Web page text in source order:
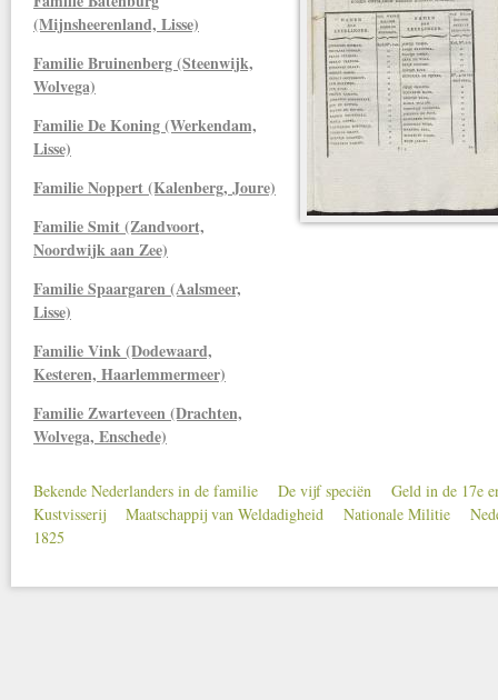
(Mijnsheerenland, Lisse)
Familie Bruinenberg (Steenwijk,
Wolvega)
Familie De Koning (Werkendam,
Lisse)
Familie Noppert (Kalenberg, Joure)
Familie Smit (Zandvoort,
Noordwijk aan Zee)
Familie Spaargaren (Aalsmeer,
Lisse)
Familie Vink (Dodewaard,
Kesteren, Haarlemmermeer)
Familie Zwarteveen (Drachten,
Wolvega, Enschede)
Secondary menu
Bekende Nederlanders in de familie De vijf speciën
Geld in de 17e
Kustvisserij
Maatschappij van Weldadigheid Nationale Militie
1825